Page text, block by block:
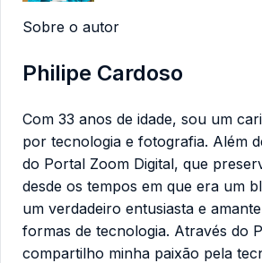
Sobre o autor
Philipe Cardoso
Com 33 anos de idade, sou um
por tecnologia e fotografia. Além
do Portal Zoom Digital, que
desde os tempos em que era um
um verdadeiro entusiasta e
formas de tecnologia. Através do
compartilho minha paixão pela